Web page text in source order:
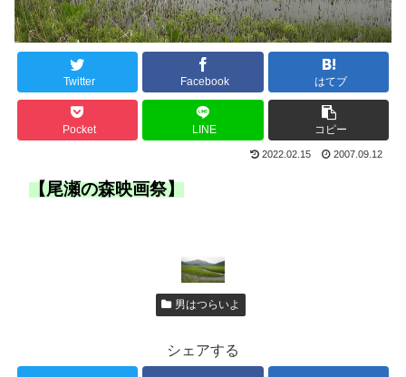
Twitter Facebook はてブ
Pocket LINE コピー
2022.02.15 2007.09.12
【尾瀬の森映画祭】
男はつらいよ
シェアする